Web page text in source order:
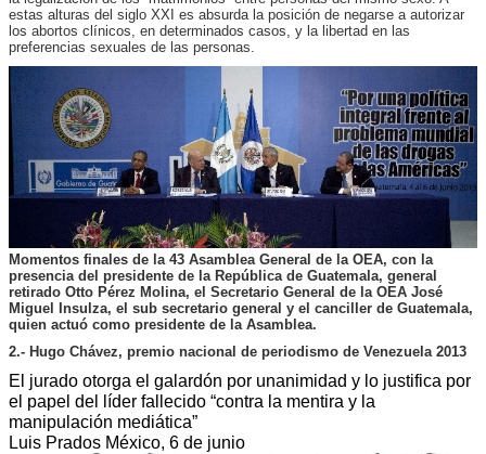
estas alturas del siglo XXI es absurda la posición de negarse a autorizar
los abortos clínicos, en determinados casos, y la libertad en las
preferencias sexuales de las personas.
Momentos finales de la 43 Asamblea General de la OEA, con la
presencia del presidente de la República de Guatemala, general
retirado Otto Pérez Molina, el Secretario General de la OEA José
Miguel Insulza, el sub secretario general y el canciller de Guatemala,
quien actuó como presidente de la Asamblea.
2.- Hugo Chávez, premio nacional de periodismo de Venezuela 2013
El jurado otorga el galardón por unanimidad y lo justifica por
el papel del líder fallecido “contra la mentira y la
manipulación mediática”
Luis Prados México, 6 de junio